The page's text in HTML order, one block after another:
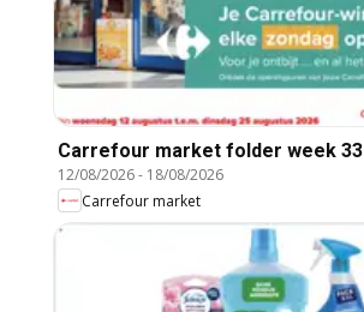
Carrefour market folder week 33
12/08/2026- 18/08/2026
Carrefour market